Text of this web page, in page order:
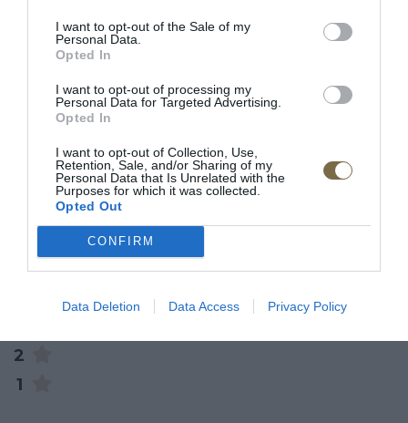
I want to opt-out of the Sale of my
Personal Data.
Opted In
I want to opt-out of processing my
Personal Data for Targeted Advertising.
Opted In
I want to opt-out of Collection, Use,
Retention, Sale, and/or Sharing of my
Personal Data that Is Unrelated with the
Purposes for which it was collected.
Opted Out
CONFIRM
Data Deletion Data Access Privacy Policy
0
0% zákazníkov odporúča produkt
2
1